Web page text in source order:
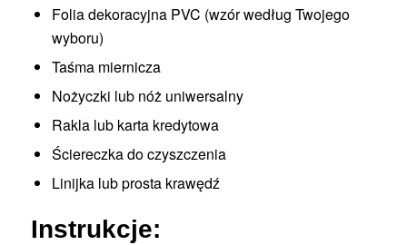
Folia dekoracyjna PVC (wzór według Twojego
wyboru)
Taśma miernicza
Nożyczki lub nóż uniwersalny
Rakla lub karta kredytowa
Ściereczka do czyszczenia
Linijka lub prosta krawędź
Instrukcje: